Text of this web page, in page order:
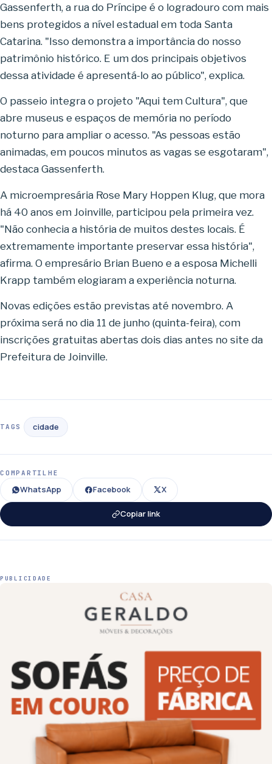
Gassenferth, a rua do Príncipe é o logradouro com mais
bens protegidos a nível estadual em toda Santa
Catarina. "Isso demonstra a importância do nosso
patrimônio histórico. E um dos principais objetivos
dessa atividade é apresentá-lo ao público", explica.
O passeio integra o projeto "Aqui tem Cultura", que
abre museus e espaços de memória no período
noturno para ampliar o acesso. "As pessoas estão
animadas, em poucos minutos as vagas se esgotaram",
destaca Gassenferth.
A microempresária Rose Mary Hoppen Klug, que mora
há 40 anos em Joinville, participou pela primeira vez.
"Não conhecia a história de muitos destes locais. É
extremamente importante preservar essa história",
afirma. O empresário Brian Bueno e a esposa Michelli
Krapp também elogiaram a experiência noturna.
Novas edições estão previstas até novembro. A
próxima será no dia 11 de junho (quinta-feira), com
inscrições gratuitas abertas dois dias antes no site da
Prefeitura de Joinville.
TAGS cidade
COMPARTILHE
WhatsApp Facebook X
Copiar link
PUBLICIDADE